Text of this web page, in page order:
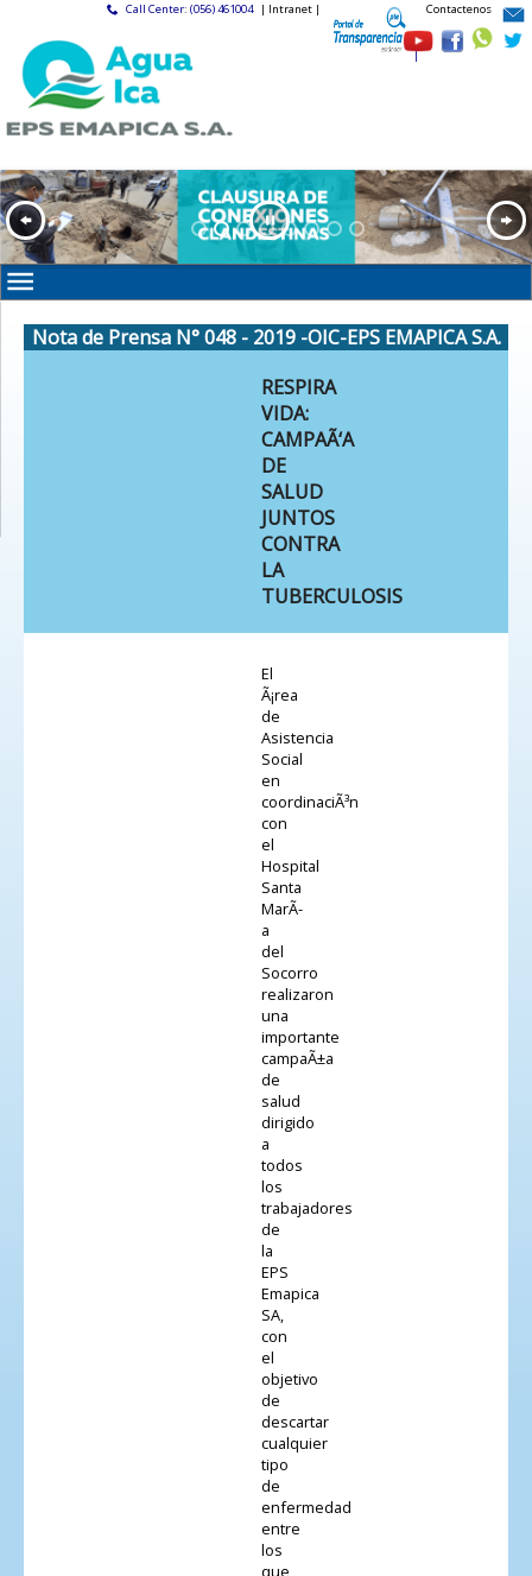
Call Center: (056) 461004 | Intranet |
|
Contactenos
Nota de Prensa N° 048 - 2019 -OIC-EPS EMAPICA S.A.
RESPIRA
VIDA:
CAMPAÃ‘A
DE
SALUD
JUNTOS
CONTRA
LA
TUBERCULOSIS
El
Ã¡rea
de
Asistencia
Social
en
coordinaciÃ³n
con
el
Hospital
Santa
MarÃ­
a
del
Socorro
realizaron
una
importante
campaÃ±a
de
salud
dirigido
a
todos
los
trabajadores
de
la
EPS
Emapica
SA,
con
el
objetivo
de
descartar
cualquier
tipo
de
enfermedad
entre
los
que